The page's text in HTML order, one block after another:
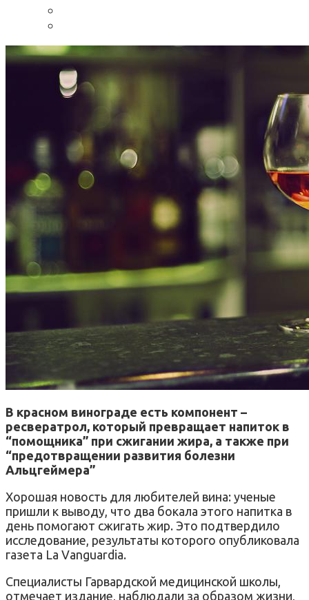
В красном винограде есть компонент –
ресвератрол, который превращает напиток в
“помощника” при сжигании жира, а также при
“предотвращении развития болезни
Альцгеймера”
Хорошая новость для любителей вина: ученые
пришли к выводу, что два бокала этого напитка в
день помогают сжигать жир. Это подтвердило
исследование, результаты которого опубликовала
газета La Vanguardia.
Специалисты Гарвардской медицинской школы,
отмечает издание, наблюдали за образом жизни,